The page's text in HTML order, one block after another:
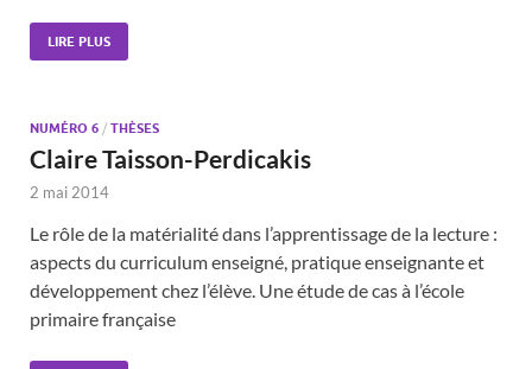
LIRE PLUS
NUMÉRO 6 / THÈSES
Claire Taisson-Perdicakis
2 mai 2014
Le rôle de la matérialité dans l’apprentissage de la lecture :
aspects du curriculum enseigné, pratique enseignante et
développement chez l’élève. Une étude de cas à l’école
primaire française